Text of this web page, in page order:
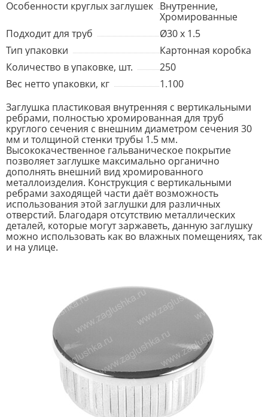
Особенности круглых заглушек Внутренние,
Хромированные
Подходит для труб
Ø30 x 1.5
Тип упаковки
Картонная коробка
Количество в упаковке, шт.
250
Вес нетто упаковки, кг
1.100
Заглушка пластиковая внутренняя с вертикальными
ребрами, полностью хромированная для труб
круглого сечения с внешним диаметром сечения 30
мм и толщиной стенки трубы 1.5 мм.
Высококачественное гальваническое покрытие
позволяет заглушке максимально органично
дополнять внешний вид хромированного
металлоизделия. Конструкция с вертикальными
ребрами заходящей части даёт возможность
использования этой заглушки для различных
отверстий. Благодаря отсутствию металлических
деталей, которые могут заржаветь, данную заглушку
можно использовать как во влажных помещениях, так
и на улице.